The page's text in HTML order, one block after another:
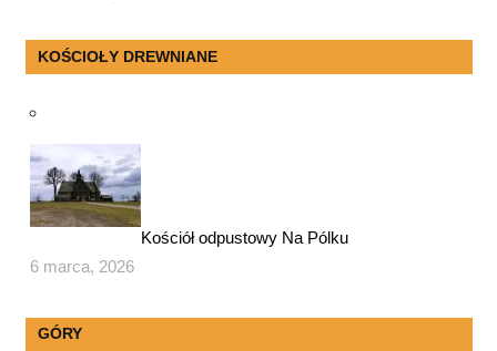
KOŚCIOŁY DREWNIANE
Kościół odpustowy Na Pólku
6 marca, 2026
GÓRY